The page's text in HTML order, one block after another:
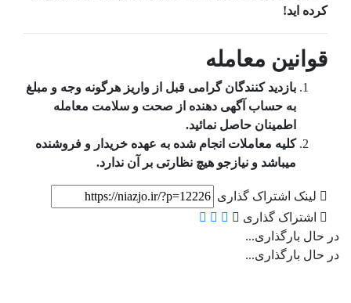
کرده اید!
قوانین معامله
بازدید کنندگان گرامی قبل از واریز هرگونه وجه و مبلغ
به حساب آگهی دهنده از صحت و سلامت معامله
اطمینان حاصل نمائید.
کلیه معاملات انجام شده به عهده خریدار و فروشنده
میباشد و نیازجو هیچ نظارتی بر آن ندارد.
لینک اشتراک گذاری
اشتراک گذاری
در حال بارگذاری...
در حال بارگذاری...